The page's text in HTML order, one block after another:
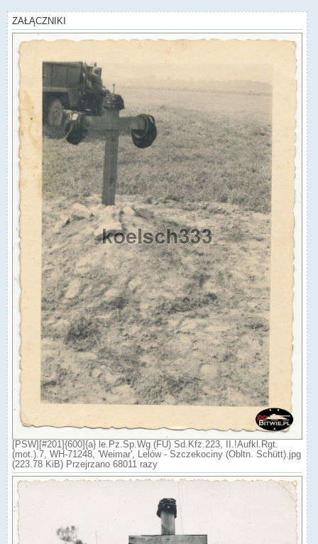
ZAŁĄCZNIKI
[PSW][#201]{600]{a} le.Pz.Sp.Wg (FU) Sd.Kfz.223, II.!Aufkl.Rgt.
(mot.).7, WH-71248, 'Weimar', Lelów - Szczekociny (Obltn. Schütt).jpg
(223.78 KiB) Przejrzano 68011 razy